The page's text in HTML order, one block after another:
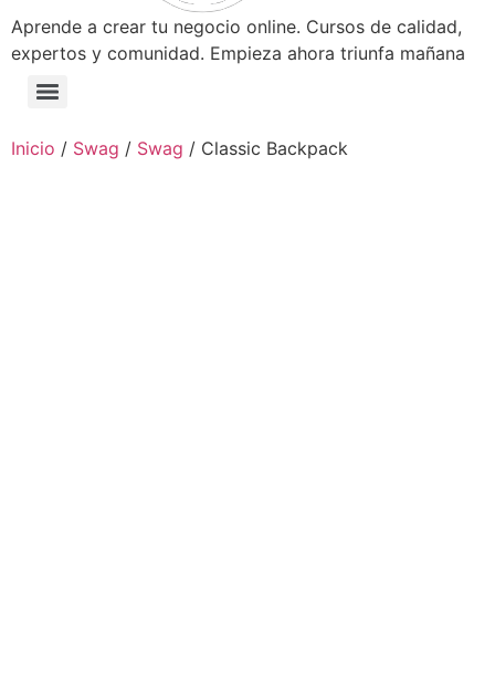
Aprende a crear tu negocio online. Cursos de calidad,
expertos y comunidad. Empieza ahora triunfa mañana
Inicio / Swag / Swag / Classic Backpack